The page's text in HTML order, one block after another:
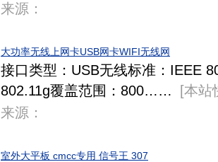
来源：
大功率无线上网卡USB网卡WIFI无线网
接口类型：USB无线标准：IEEE
802.11g覆盖范围：800……
[本站
来源：
室外大平板 cmcc专用 信号王 307